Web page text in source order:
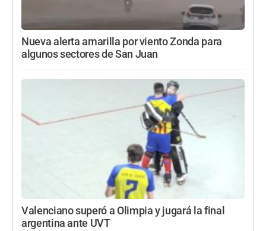
Nueva alerta amarilla por viento Zonda para
algunos sectores de San Juan
Valenciano superó a Olimpia y jugará la final
argentina ante UVT